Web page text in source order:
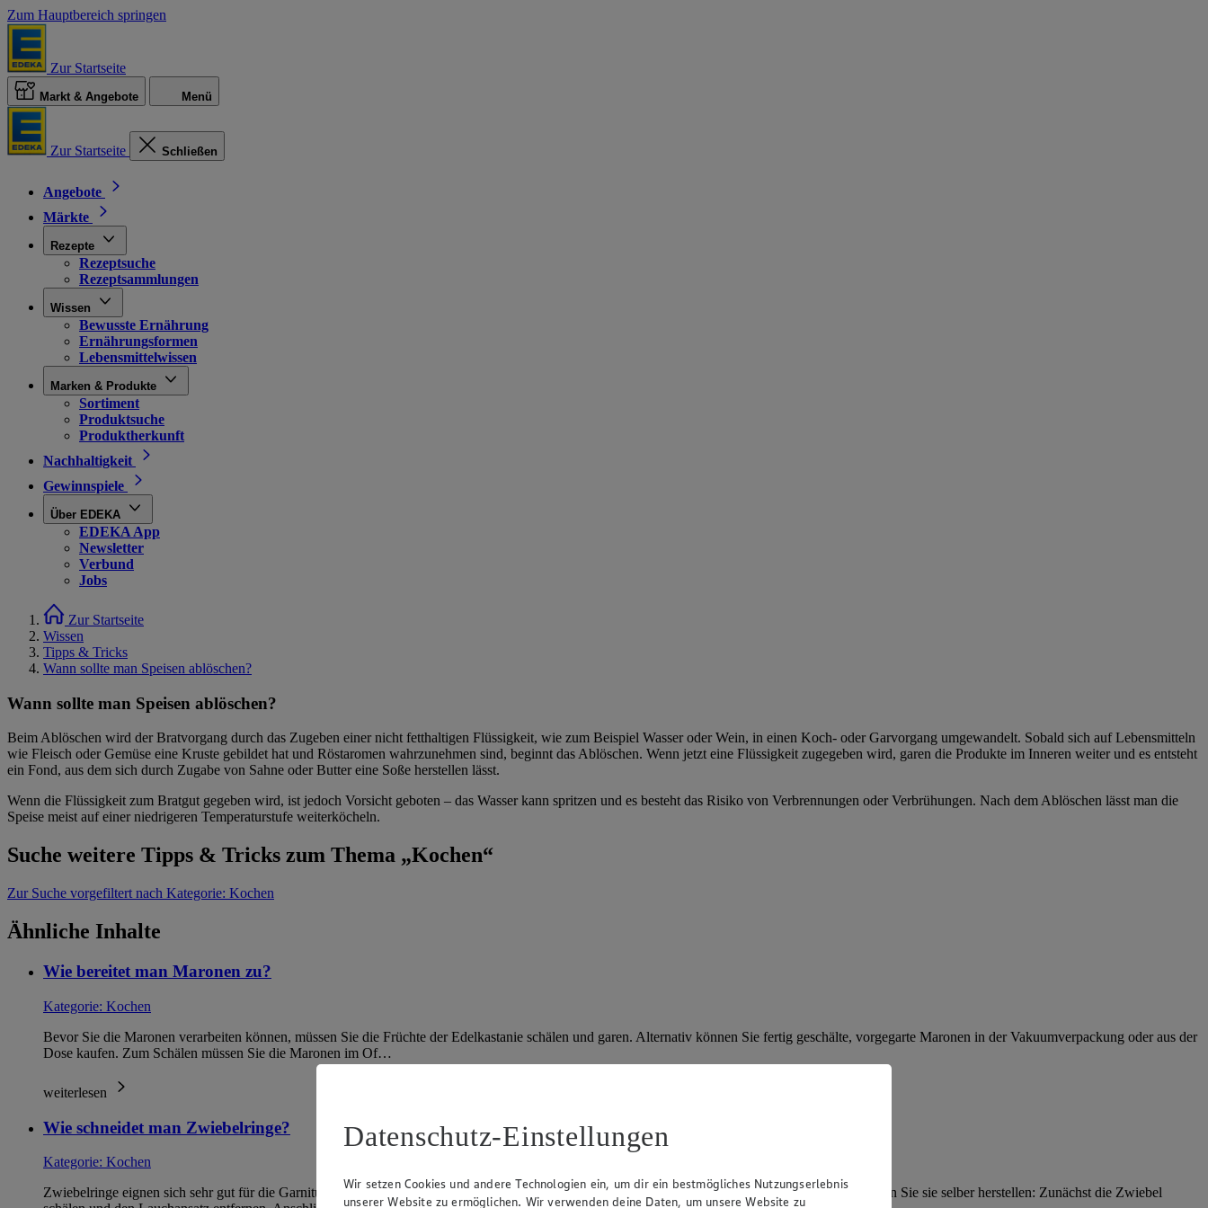
Zum Hauptbereich springen
Zur Startseite
Markt & Angebote Menü
Zur Startseite Schließen
Angebote
Märkte
Rezepte
Rezeptsuche
Rezeptsammlungen
Wissen
Bewusste Ernährung
Ernährungsformen
Lebensmittelwissen
Marken & Produkte
Sortiment
Produktsuche
Produktherkunft
Nachhaltigkeit
Gewinnspiele
Über EDEKA
EDEKA App
Newsletter
Verbund
Jobs
Zur Startseite
Wissen
Tipps & Tricks
Wann sollte man Speisen ablöschen?
Wann sollte man Speisen ablöschen?
Beim Ablöschen wird der Bratvorgang durch das Zugeben einer nicht fetthaltigen Flüssigkeit, wie zum Beispiel Wasser oder Wein, in einen Koch- oder Garvorgang umgewandelt. Sobald sich auf Lebensmitteln
wie Fleisch oder Gemüse eine Kruste gebildet hat und Röstaromen wahrzunehmen sind, beginnt das Ablöschen. Wenn jetzt eine Flüssigkeit zugegeben wird, garen die Produkte im Inneren weiter und es entsteht
ein Fond, aus dem sich durch Zugabe von Sahne oder Butter eine Soße herstellen lässt.
Wenn die Flüssigkeit zum Bratgut gegeben wird, ist jedoch Vorsicht geboten – das Wasser kann spritzen und es besteht das Risiko von Verbrennungen oder Verbrühungen. Nach dem Ablöschen lässt man die
Speise meist auf einer niedrigeren Temperaturstufe weiterköcheln.
Suche weitere Tipps & Tricks zum Thema „Kochen“
Zur Suche vorgefiltert nach Kategorie: Kochen
Ähnliche Inhalte
Wie bereitet man Maronen zu?
Kategorie: Kochen
Bevor Sie die Maronen verarbeiten können, müssen Sie die Früchte der Edelkastanie schälen und garen. Alternativ können Sie fertig geschälte, vorgegarte Maronen in der Vakuumverpackung oder aus der
Dose kaufen. Zum Schälen müssen Sie die Maronen im Of…
weiterlesen
Wie schneidet man Zwiebelringe?
Kategorie: Kochen
Zwiebelringe eignen sich sehr gut für die Garnitur von Salaten und lassen sich auch wunderbar in einer Hülle aus Bierteig frittieren. So einfach können Sie sie selber herstellen: Zunächst die Zwiebel
Datenschutz-Einstellungen
Wir setzen Cookies und andere Technologien ein, um dir ein bestmögliches Nutzungserlebnis
unserer Website zu ermöglichen. Wir verwenden deine Daten, um unsere Website zu